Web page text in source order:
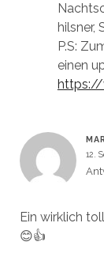
hilsner,
P.S:
einen
https://
12.
Ein wirklich
😊👍